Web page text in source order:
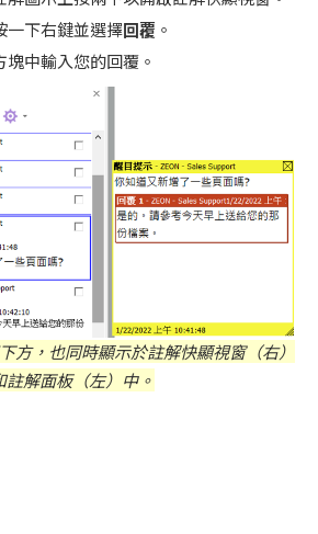
一下右鍵並選擇回覆 。
中輸入您的回覆。
方，也同時顯示於註解快顯視窗（右）
註解面板（左）中。